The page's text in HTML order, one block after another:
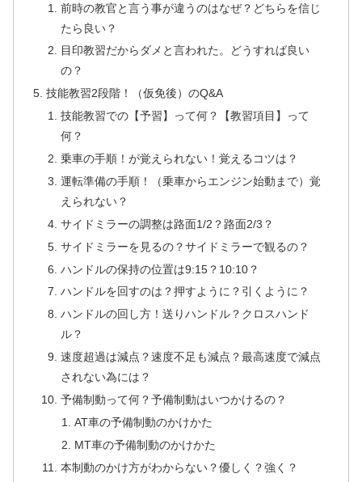
前時の教官と言う事が違うのはなぜ？どちらを信じ
たら良い？
目印教習だからダメと言われた。どうすれば良い
の？
技能教習2段階！（仮免後）のQ&A
技能教習での【予習】って何？【教習項目】って
何？
乗車の手順！が覚えられない！覚えるコツは？
運転準備の手順！（乗車からエンジン始動まで）覚
えられない？
サイドミラーの調整は路面1/2？路面2/3？
サイドミラーを見るの？サイドミラーで観るの？
ハンドルの保持の位置は9:15？10:10？
ハンドルを回すのは？押すように？引くように？
ハンドルの回し方！送りハンドル？クロスハンド
ル？
速度超過は減点？速度不足も減点？最高速度で減点
されない為には？
予備制動って何？予備制動はいつかけるの？
AT車の予備制動のかけかた
MT車の予備制動のかけかた
本制動のかけ方がわからない？優しく？強く？